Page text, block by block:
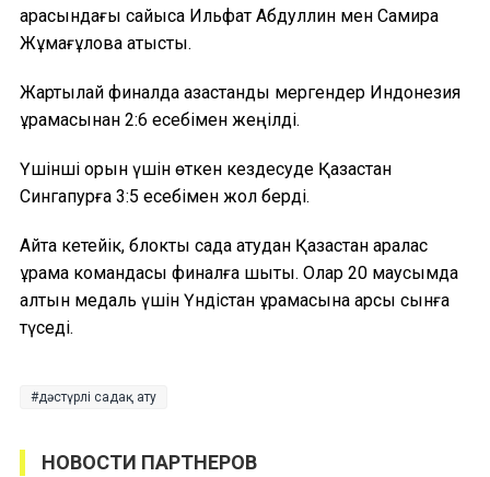
арасындағы сайысқа Ильфат Абдуллин мен Самира
Жұмағұлова қатысты.
Жартылай финалда қазақстандық мергендер Индонезия
құрамасынан 2:6 есебімен жеңілді.
Үшінші орын үшін өткен кездесуде Қазақстан
Сингапурға 3:5 есебімен жол берді.
Айта кетейік, блоктық садақ атудан Қазақстан аралас
құрама командасы финалға шықты. Олар 20 маусымда
алтын медаль үшін Үндістан құрамасына қарсы сынға
түседі.
дәстүрлі садақ ату
НОВОСТИ ПАРТНЕРОВ